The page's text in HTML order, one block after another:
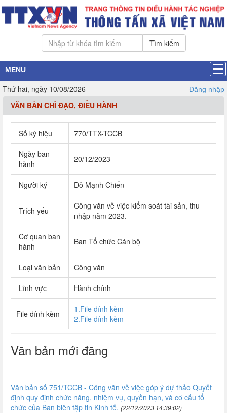
Tìm kiếm
MENU
Thứ hai, ngày 10/08/2026 Đăng nhập
VĂN BẢN CHỈ ĐẠO, ĐIỀU HÀNH
Số ký hiệu 770/TTX-TCCB
Ngày ban
hành
20/12/2023
Người ký Đỗ Mạnh Chiến
Trích yếu
Công văn về việc kiểm soát tài sản, thu
nhập năm 2023.
Cơ quan ban
hành
Ban Tổ chức Cán bộ
Loại văn bản Công văn
Lĩnh vực Hành chính
File đính kèm
1.File đính kèm
2.File đính kèm
Văn bản mới đăng
Văn bản số 751/TCCB - Công văn về việc góp ý dự thảo Quyết
định quy định chức năng, nhiệm vụ, quyền hạn, và cơ cấu tổ
chức của Ban biên tập tin Kinh tế. (22/12/2023 14:39:02)